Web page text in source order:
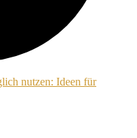
nutzen: Ideen für